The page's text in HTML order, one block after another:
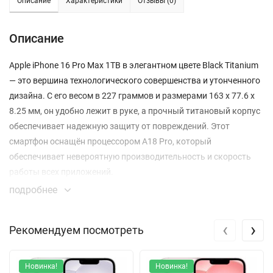
Описание
Apple iPhone 16 Pro Max 1TB в элегантном цвете Black Titanium
— это вершина технологического совершенства и утонченного
дизайна. С его весом в 227 граммов и размерами 163 x 77.6 x
8.25 мм, он удобно лежит в руке, а прочный титановый корпус
обеспечивает надежную защиту от повреждений. Этот
смартфон оснащён процессором A18 Pro, который
обеспечивает невероятную производительность и скорость
работы всех приложений.
обеспечивает кристально чистое изображение с
Благодаря технологии ProMotion с адаптивной частотой
подробнее
Рекомендуем посмотреть
Новинка! Новинка!
‹ ›